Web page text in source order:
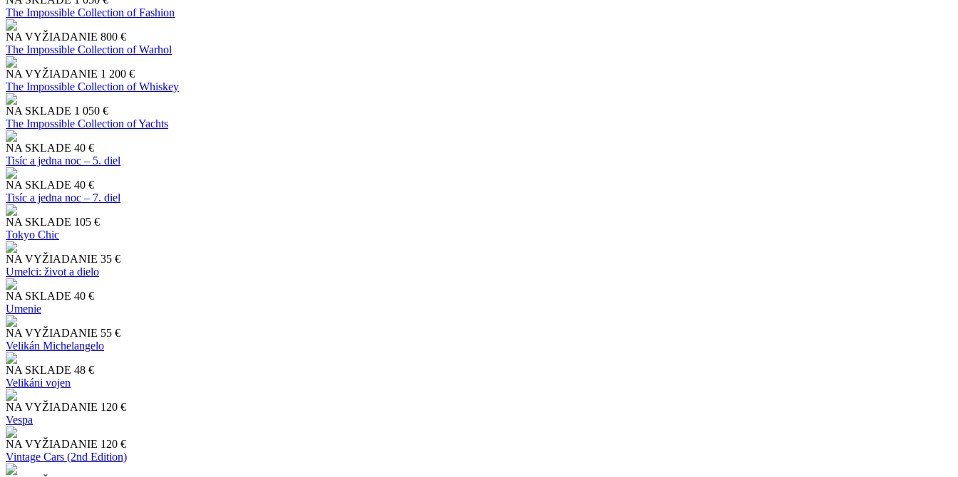
The Impossible Collection of Fashion
NA VYŽIADANIE 800 €
The Impossible Collection of Warhol
NA VYŽIADANIE 1 200 €
The Impossible Collection of Whiskey
NA SKLADE 1 050 €
The Impossible Collection of Yachts
NA SKLADE 40 €
Tisíc a jedna noc – 5. diel
NA SKLADE 40 €
Tisíc a jedna noc – 7. diel
NA SKLADE 105 €
Tokyo Chic
NA VYŽIADANIE 35 €
Umelci: život a dielo
NA SKLADE 40 €
Umenie
NA VYŽIADANIE 55 €
Velikán Michelangelo
NA SKLADE 48 €
Velikáni vojen
NA VYŽIADANIE 120 €
Vespa
NA VYŽIADANIE 120 €
Vintage Cars (2nd Edition)